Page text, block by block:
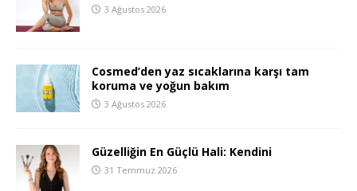
3 Ağustos 2026
Cosmed’den yaz sıcaklarına karşı tam
koruma ve yoğun bakım
3 Ağustos 2026
Güzelliğin En Güçlü Hali: Kendini
31 Temmuz 2026